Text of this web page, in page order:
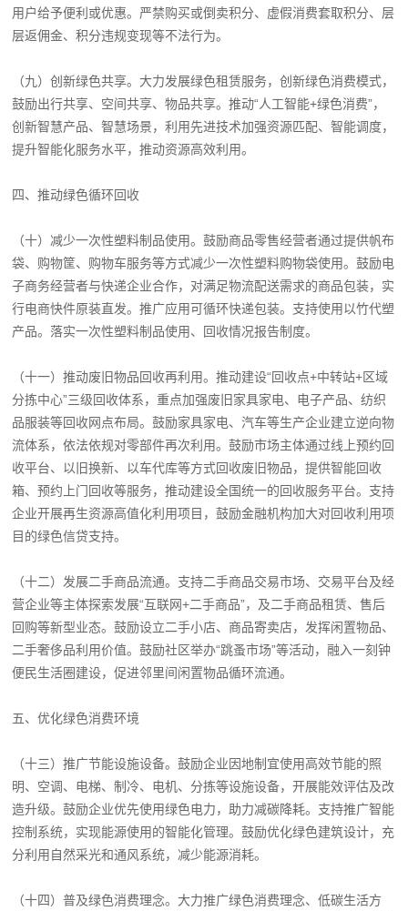
用户给予便利或优惠。严禁购买或倒卖积分、虚假消费套取积分、层
层返佣金、积分违规变现等不法行为。
（九）创新绿色共享。大力发展绿色租赁服务，创新绿色消费模式，
鼓励出行共享、空间共享、物品共享。推动“人工智能+绿色消费”，
创新智慧产品、智慧场景，利用先进技术加强资源匹配、智能调度，
提升智能化服务水平，推动资源高效利用。
四、推动绿色循环回收
（十）减少一次性塑料制品使用。鼓励商品零售经营者通过提供帆布
袋、购物筐、购物车服务等方式减少一次性塑料购物袋使用。鼓励电
子商务经营者与快递企业合作，对满足物流配送需求的商品包装，实
行电商快件原装直发。推广应用可循环快递包装。支持使用以竹代塑
产品。落实一次性塑料制品使用、回收情况报告制度。
（十一）推动废旧物品回收再利用。推动建设“回收点+中转站+区域
分拣中心”三级回收体系，重点加强废旧家具家电、电子产品、纺织
品服装等回收网点布局。鼓励家具家电、汽车等生产企业建立逆向物
流体系，依法依规对零部件再次利用。鼓励市场主体通过线上预约回
收平台、以旧换新、以车代库等方式回收废旧物品，提供智能回收
箱、预约上门回收等服务，推动建设全国统一的回收服务平台。支持
企业开展再生资源高值化利用项目，鼓励金融机构加大对回收利用项
目的绿色信贷支持。
（十二）发展二手商品流通。支持二手商品交易市场、交易平台及经
营企业等主体探索发展“互联网+二手商品”，及二手商品租赁、售后
回购等新型业态。鼓励设立二手小店、商品寄卖店，发挥闲置物品、
二手奢侈品利用价值。鼓励社区举办“跳蚤市场”等活动，融入一刻钟
便民生活圈建设，促进邻里间闲置物品循环流通。
五、优化绿色消费环境
（十三）推广节能设施设备。鼓励企业因地制宜使用高效节能的照
明、空调、电梯、制冷、电机、分拣等设施设备，开展能效评估及改
造升级。鼓励企业优先使用绿色电力，助力减碳降耗。支持推广智能
控制系统，实现能源使用的智能化管理。鼓励优化绿色建筑设计，充
分利用自然采光和通风系统，减少能源消耗。
（十四）普及绿色消费理念。大力推广绿色消费理念、低碳生活方